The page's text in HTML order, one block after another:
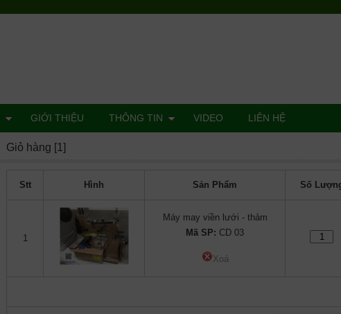
Giỏ hàng [1]
Stt Hình Sản Phẩm Số
1
Máy may viền lưới - thảm
Mã SP: CD 03
Xoá
GIỚI THIỆU THÔNG TIN VIDEO LIÊN HỆ